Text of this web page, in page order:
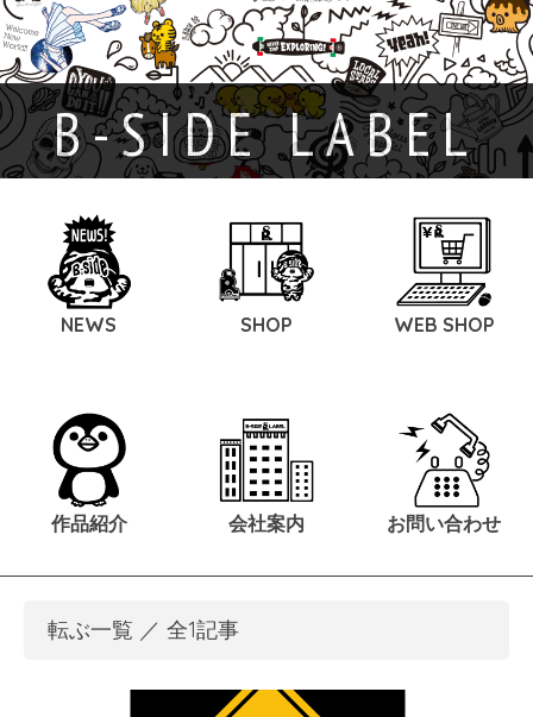
B-SIDE LABEL
NEWS SHOP WEB SHOP
作品紹介 会社案内 お問い合わせ
転ぶ一覧 ／ 全1記事